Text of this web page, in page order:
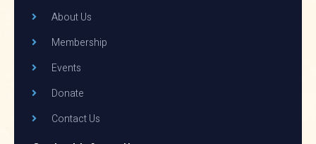
About Us
Membership
Events
Donate
Contact Us